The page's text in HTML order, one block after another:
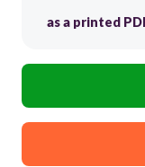
as a printed